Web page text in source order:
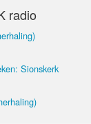
radio
Sionskerk